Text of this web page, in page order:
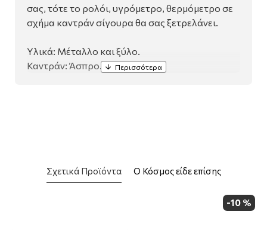
σας, τότε το ρολόι, υγρόμετρο, θερμόμετρο σε
σχήμα καντράν σίγουρα θα σας ξετρελάνει.
Υλικά: Μέταλλο και ξύλο.
Καντράν: Άσπρο.
Σχετικά Προϊόντα Ο Κόσμος είδε επίσης
-10 %